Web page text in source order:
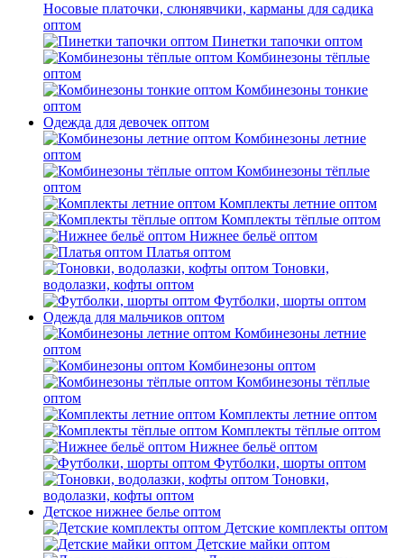
Носовые платочки, слюнявчики, карманы для садика
оптом
Пинетки тапочки оптом
Комбинезоны тёплые
оптом
Комбинезоны тонкие
оптом
Одежда для девочек оптом
Комбинезоны летние
оптом
Комбинезоны тёплые
оптом
Комплекты летние оптом
Комплекты тёплые оптом
Нижнее бельё оптом
Платья оптом
Тоновки,
водолазки, кофты оптом
Футболки, шорты оптом
Одежда для мальчиков оптом
Комбинезоны летние
оптом
Комбинезоны оптом
Комбинезоны тёплые
оптом
Комплекты летние оптом
Комплекты тёплые оптом
Нижнее бельё оптом
Футболки, шорты оптом
Тоновки,
водолазки, кофты оптом
Детское нижнее белье оптом
Детские комплекты оптом
Детские майки оптом